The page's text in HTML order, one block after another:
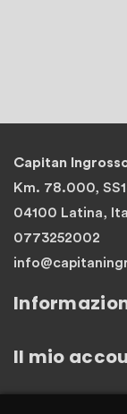
Capitan
Km. 78.000,
04100 Latina,
0773252002
Il mio